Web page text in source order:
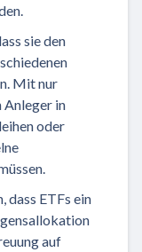
sie den
Mit nur
Anleger in
oder
dass ETFs ein
auf